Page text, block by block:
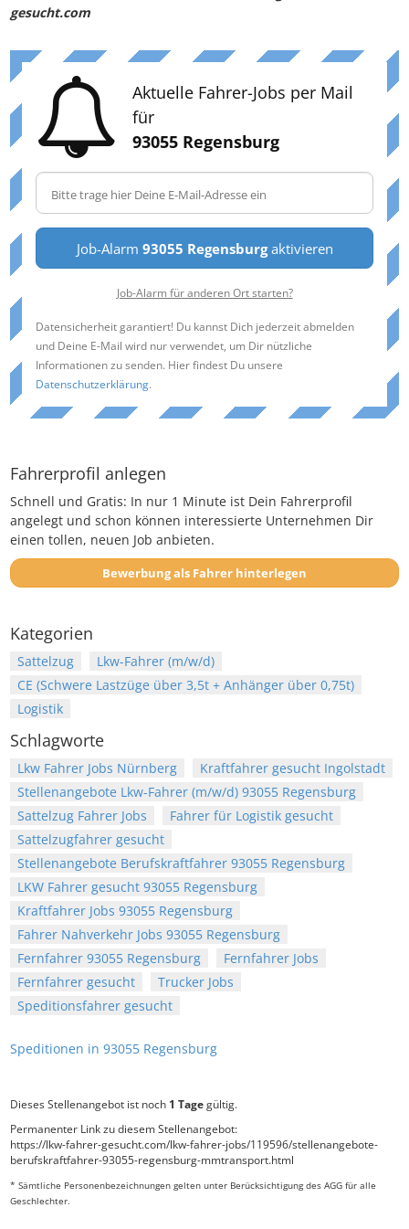
gesucht.com
Aktuelle Fahrer-Jobs per Mail
für
93055 Regensburg
Job-Alarm 93055 Regensburgaktivieren
Job-Alarm für anderen Ort starten?
Datensicherheit garantiert! Du kannst Dich jederzeit abmelden
und Deine E-Mail wird nur verwendet, um Dir nützliche
Informationen zu senden. Hier findest Du unsere
Datenschutzerklärung.
Fahrerprofil anlegen
Schnell und Gratis: In nur 1 Minute ist Dein Fahrerprofil
angelegt und schon können interessierte Unternehmen Dir
einen tollen, neuen Job anbieten.
Bewerbung als Fahrer hinterlegen
Kategorien
Sattelzug
Lkw-Fahrer (m/w/d)
CE (Schwere Lastzüge über 3,5t + Anhänger über 0,75t)
Logistik
Schlagworte
Lkw Fahrer Jobs Nürnberg
Kraftfahrer gesucht Ingolstadt
Stellenangebote Lkw-Fahrer (m/w/d) 93055 Regensburg
Sattelzug Fahrer Jobs
Fahrer für Logistik gesucht
Sattelzugfahrer gesucht
Stellenangebote Berufskraftfahrer 93055 Regensburg
LKW Fahrer gesucht 93055 Regensburg
Kraftfahrer Jobs 93055 Regensburg
Fahrer Nahverkehr Jobs 93055 Regensburg
Fernfahrer 93055 Regensburg
Fernfahrer Jobs
Fernfahrer gesucht
Trucker Jobs
Speditionsfahrer gesucht
Speditionen in 93055 Regensburg
Dieses Stellenangebot ist noch 1 Tagegültig.
Permanenter Link zu diesem Stellenangebot:
https://lkw-fahrer-gesucht.com/lkw-fahrer-jobs/119596/stellenangebote-
berufskraftfahrer-93055-regensburg-mmtransport.html
* Sämtliche Personenbezeichnungen gelten unter Berücksichtigung des AGG für alle
Geschlechter.